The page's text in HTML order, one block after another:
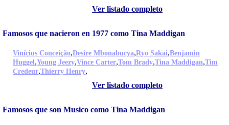
Ver listado completo
Famosos que nacieron en 1977 como Tina Maddigan
Vinícius Conceição,Desire Mbonabucya,Ryo Sakai,Benjamin
Huggel,Young Jeezy,Vince Carter,Tom Brady,Tina Maddigan,Tim
Credeur,Thierry Henry,
Ver listado completo
Famosos que son Musico como Tina Maddigan